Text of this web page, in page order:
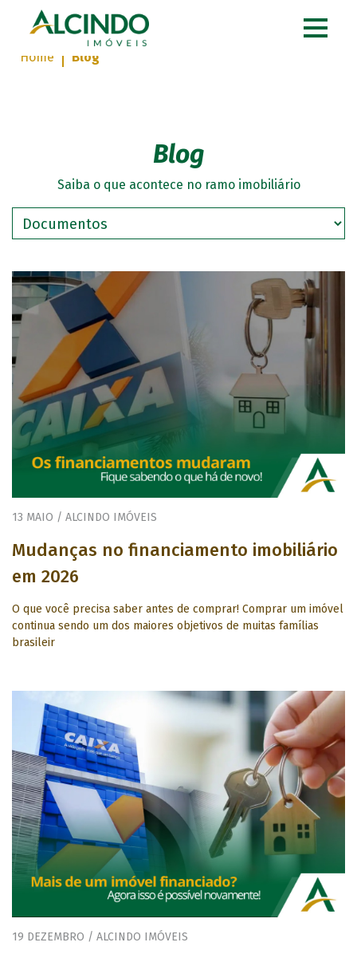
Home Blog
Blog
Saiba o que acontece no ramo imobiliário
13 MAIO / ALCINDO IMÓVEIS
Mudanças no financiamento imobiliário
em 2026
O que você precisa saber antes de comprar! Comprar um imóvel
continua sendo um dos maiores objetivos de muitas famílias
brasileir
19 DEZEMBRO / ALCINDO IMÓVEIS